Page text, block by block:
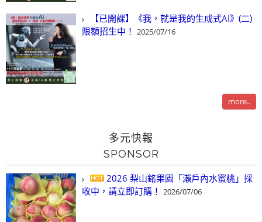
【已開課】《我，就是我的生成式AI》(二)
限額招生中！ 2025/07/16
more..
多元快報
SPONSOR
2026 梨山銘果園「瀨戶內水蜜桃」採
收中，請立即訂購！ 2026/07/06